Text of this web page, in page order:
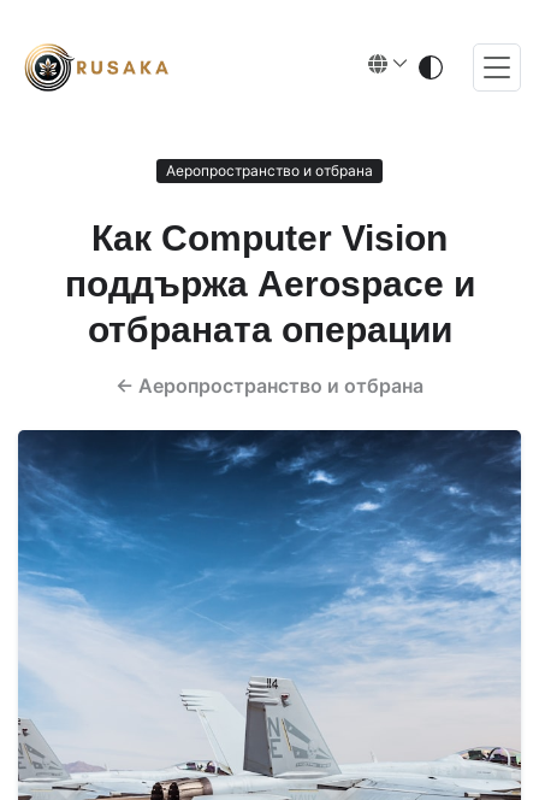
Аеропространство и отбрана
Как Computer Vision
поддържа Aerospace и
отбраната операции
← Аеропространство и отбрана